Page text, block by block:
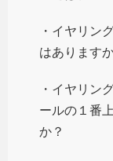
・イヤリン
はあります
・イヤリン
ールの１番
か？